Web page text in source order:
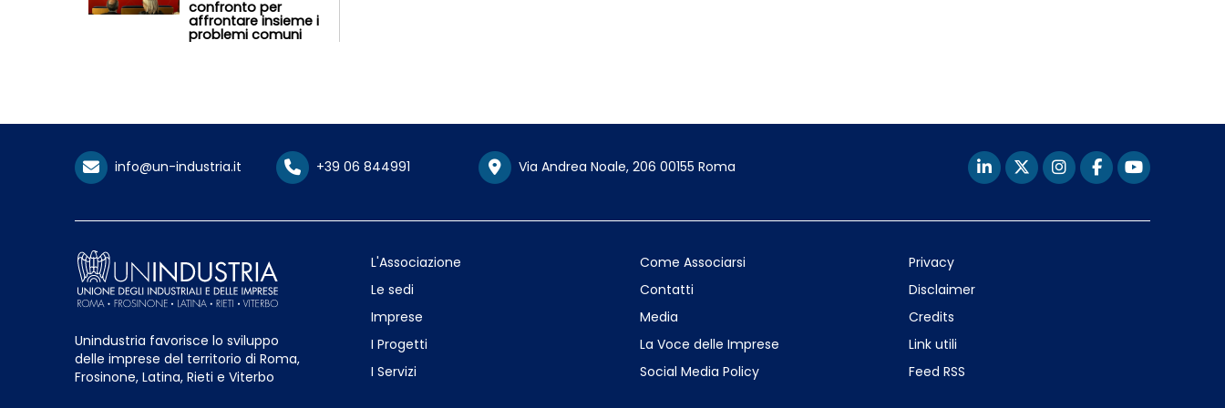
confronto per
affrontare insieme i
problemi comuni
info@un-industria.it +39 06 844991 Via Andrea Noale, 206 00155 Roma
Unindustria favorisce lo sviluppo
delle imprese del territorio di Roma,
Frosinone, Latina, Rieti e Viterbo
L'Associazione
Le sedi
Imprese
I Progetti
I Servizi
Come Associarsi
Contatti
Media
La Voce delle Imprese
Social Media Policy
Privacy
Disclaimer
Credits
Link utili
Feed RSS